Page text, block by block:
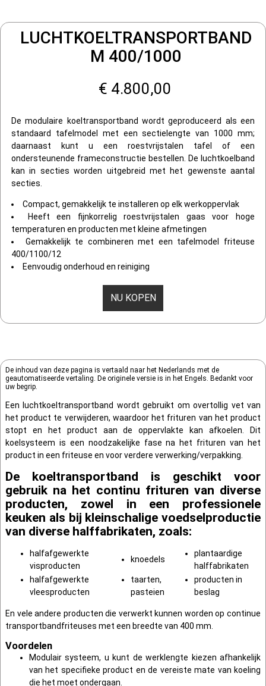
LUCHTKOELTRANSPORTBAND
M 400/1000
€ 4.800,00
De modulaire koeltransportband wordt geproduceerd als een
standaard tafelmodel met een sectielengte van 1000 mm;
daarnaast kunt u een roestvrijstalen tafel of een
ondersteunende frameconstructie bestellen. De luchtkoelband
kan in secties worden uitgebreid met het gewenste aantal
secties.
Compact, gemakkelijk te installeren op elk werkoppervlak
Heeft een fijnkorrelig roestvrijstalen gaas voor hoge
temperaturen en producten met kleine afmetingen
Gemakkelijk te combineren met een tafelmodel friteuse
400/1100/12
Eenvoudig onderhoud en reiniging
NU KOPEN
De inhoud van deze pagina is vertaald naar het Nederlands met de
geautomatiseerde vertaling. De originele versie is in het Engels. Bedankt voor
uw begrip.
Een luchtkoeltransportband wordt gebruikt om overtollig vet van
het product te verwijderen, waardoor het frituren van het product
stopt en het product aan de oppervlakte kan afkoelen. Dit
koelsysteem is een noodzakelijke fase na het frituren van het
product in een friteuse en voor verdere verwerking/verpakking.
De koeltransportband is geschikt voor
gebruik na het continu frituren van diverse
producten, zowel in een professionele
keuken als bij kleinschalige voedselproductie
van diverse halffabrikaten, zoals:
halfafgewerkte
visproducten
knoedels
plantaardige
halffabrikaten
halfafgewerkte
vleesproducten
taarten,
pasteien
producten in
beslag
En vele andere producten die verwerkt kunnen worden op continue
transportbandfriteuses met een breedte van 400 mm.
Voordelen
Modulair systeem, u kunt de werklengte kiezen afhankelijk
van het specifieke product en de vereiste mate van koeling
die het moet ondergaan.